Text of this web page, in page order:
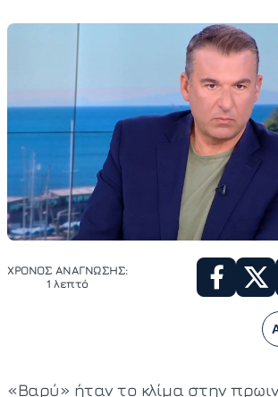
ΧΡΟΝΟΣ ΑΝΑΓΝΩΣΗΣ:
1 λεπτό
«Βαρύ» ήταν το κλίμα στην